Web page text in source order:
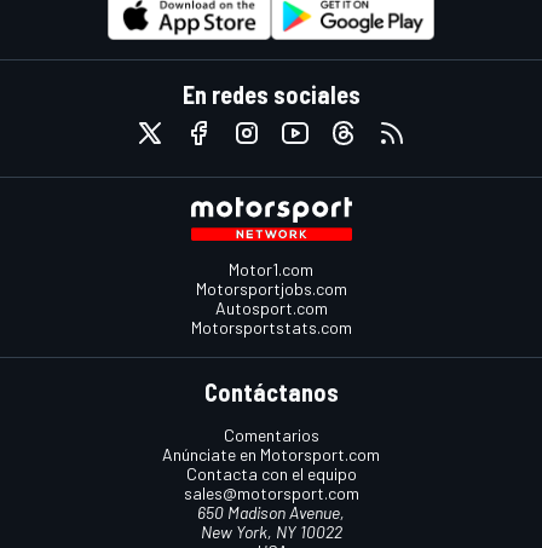
En redes sociales
Motor1.com
Motorsportjobs.com
Autosport.com
Motorsportstats.com
Contáctanos
Comentarios
Anúnciate en Motorsport.com
Contacta con el equipo
sales@motorsport.com
650 Madison Avenue,
New York, NY 10022